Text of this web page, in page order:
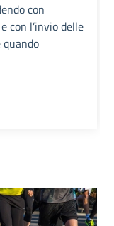
con
con l’invio delle